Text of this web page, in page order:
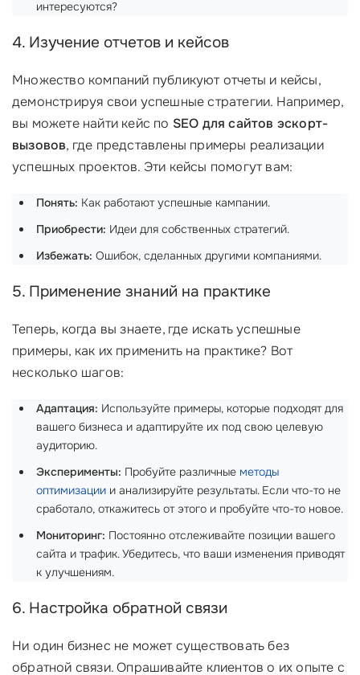
интересуются?
4. Изучение отчетов и кейсов
Множество компаний публикуют отчеты и кейсы,
демонстрируя свои успешные стратегии. Например,
вы можете найти кейс по SEO для сайтов эскорт-
вызовов, где представлены примеры реализации
успешных проектов. Эти кейсы помогут вам:
Понять: Как работают успешные кампании.
Приобрести: Идеи для собственных стратегий.
Избежать: Ошибок, сделанных другими компаниями.
5. Применение знаний на практике
Теперь, когда вы знаете, где искать успешные
примеры, как их применить на практике? Вот
несколько шагов:
Адаптация: Используйте примеры, которые подходят для
вашего бизнеса и адаптируйте их под свою целевую
аудиторию.
Эксперименты: Пробуйте различные методы
оптимизации и анализируйте результаты. Если что-то не
сработало, откажитесь от этого и пробуйте что-то новое.
Мониторинг: Постоянно отслеживайте позиции вашего
сайта и трафик. Убедитесь, что ваши изменения приводят
к улучшениям.
6. Настройка обратной связи
Ни один бизнес не может существовать без
обратной связи. Опрашивайте клиентов о их опыте с